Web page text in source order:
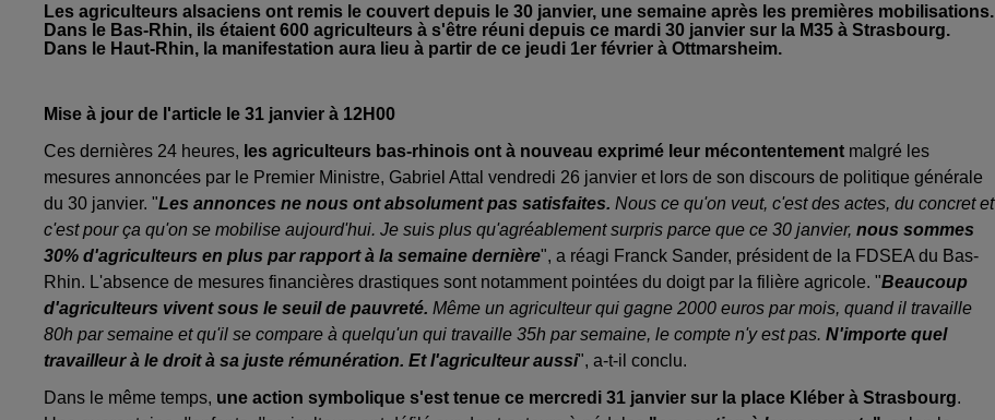
Les agriculteurs alsaciens ont remis le couvert depuis le 30 janvier, une semaine après les premières mobilisations.
Dans le Bas-Rhin, ils étaient 600 agriculteurs à s'être réuni depuis ce mardi 30 janvier sur la M35 à Strasbourg.
Dans le Haut-Rhin, la manifestation aura lieu à partir de ce jeudi 1er février à Ottmarsheim.
Mise à jour de l'article le 31 janvier à 12H00
Ces dernières 24 heures, les agriculteurs bas-rhinois ont à nouveau exprimé leur mécontentement malgré les
mesures annoncées par le Premier Ministre, Gabriel Attal vendredi 26 janvier et lors de son discours de politique générale
du 30 janvier. "Les annonces ne nous ont absolument pas satisfaites. Nous ce qu'on veut, c'est des actes, du concret et
c'est pour ça qu'on se mobilise aujourd'hui. Je suis plus qu'agréablement surpris parce que ce 30 janvier, nous sommes
30% d'agriculteurs en plus par rapport à la semaine dernière", a réagi Franck Sander, président de la FDSEA du Bas-
Rhin. L'absence de mesures financières drastiques sont notamment pointées du doigt par la filière agricole. "Beaucoup
d'agriculteurs vivent sous le seuil de pauvreté. Même un agriculteur qui gagne 2000 euros par mois, quand il travaille
80h par semaine et qu'il se compare à quelqu'un qui travaille 35h par semaine, le compte n'y est pas. N'importe quel
travailleur à le droit à sa juste rémunération. Et l'agriculteur aussi", a-t-il conclu.
Dans le même temps, une action symbolique s'est tenue ce mercredi 31 janvier sur la place Kléber à Strasbourg.